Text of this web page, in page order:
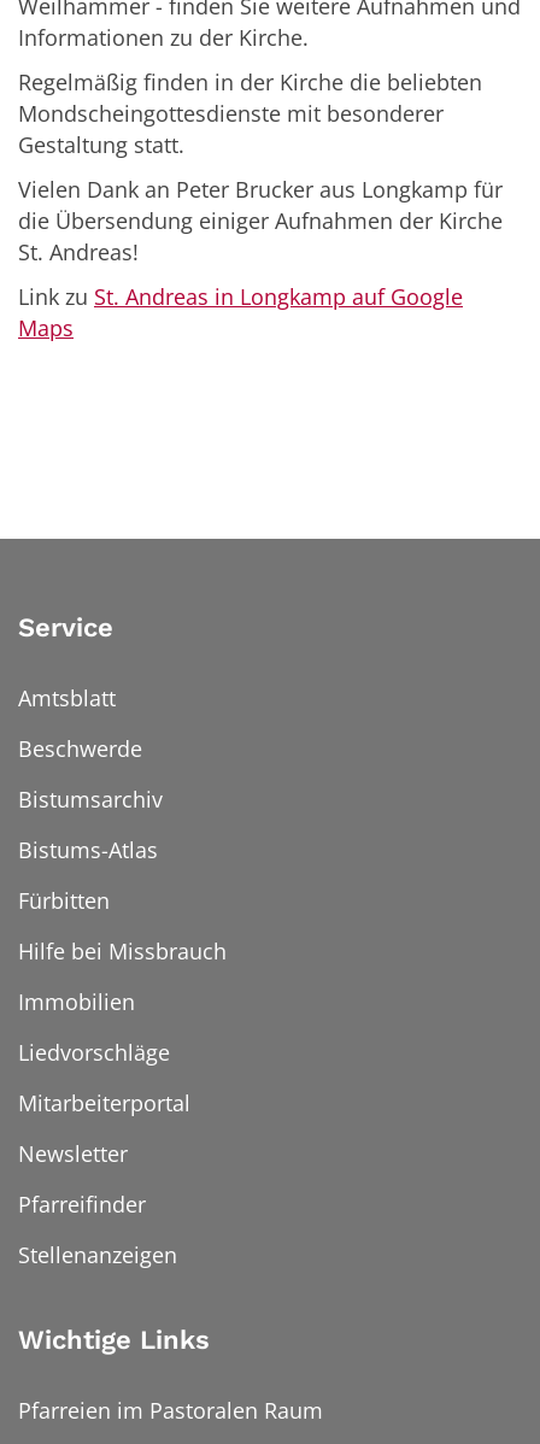
Weilhammer - finden Sie weitere Aufnahmen und
Informationen zu der Kirche.
Regelmäßig finden in der Kirche die beliebten
Mondscheingottesdienste mit besonderer
Gestaltung statt.
Vielen Dank an Peter Brucker aus Longkamp für
die Übersendung einiger Aufnahmen der Kirche
St. Andreas!
Link zu St. Andreas in Longkamp auf Google
Maps
Service
Amtsblatt
Beschwerde
Bistumsarchiv
Bistums-Atlas
Fürbitten
Hilfe bei Missbrauch
Immobilien
Liedvorschläge
Mitarbeiterportal
Newsletter
Pfarreifinder
Stellenanzeigen
Wichtige Links
Pfarreien im Pastoralen Raum